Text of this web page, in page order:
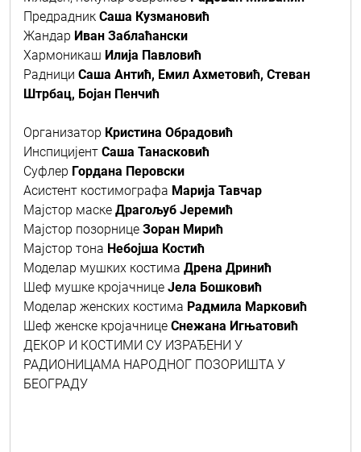
Предрадник Саша Кузмановић
Жандар Иван Заблаћански
Хармоникаш Илија Павловић
Радници Саша Антић, Емил Ахметовић, Стеван
Штрбац, Бојан Пенчић
Организатор Кристина Обрадовић
Инспицијент Саша Танасковић
Суфлер Гордана Перовски
Aсистент костимографа Марија Тавчар
Мајстор маске Драгољуб Јеремић
Мајстор позорнице Зоран Мирић
Мајстор тона Небојша Костић
Моделар мушких костима Дрена Дринић
Шеф мушке кројачнице Јела Бошковић
Моделар женских костима Радмила Марковић
Шеф женске кројачнице Снежана Игњатовић
ДЕКОР И КОСТИМИ СУ ИЗРАЂЕНИ У
РАДИОНИЦАМА НАРОДНОГ ПОЗОРИШТА У
БЕОГРАДУ